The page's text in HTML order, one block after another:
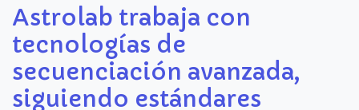
Astrolab trabaja con
tecnologías de
secuenciación avanzada,
siguiendo estándares